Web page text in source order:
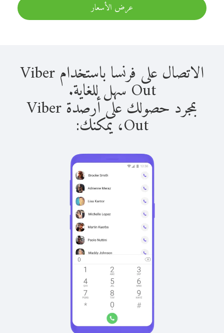
عرض الأسعار
الاتصال على فرنسا باستخدام Viber
Out سهل للغاية.
بمجرد حصولك على أرصدة Viber
Out، يمكنك: